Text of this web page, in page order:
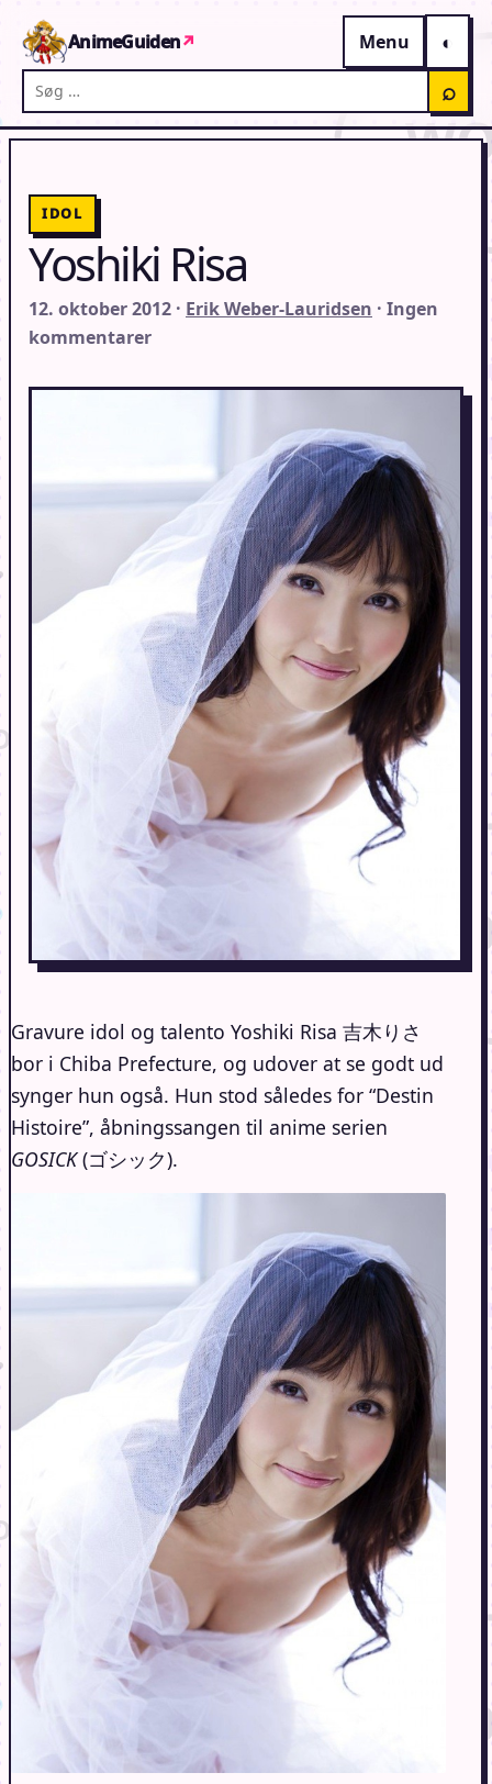
AnimeGuiden↗
Menu
Søg på AnimeGuiden
⌕
IDOL
Yoshiki Risa
12. oktober 2012 · Erik Weber-Lauridsen · Ingen
kommentarer
Gravure idol og talento Yoshiki Risa 吉木りさ
bor i Chiba Prefecture, og udover at se godt ud
synger hun også. Hun stod således for “Destin
Histoire”, åbningssangen til anime serien
GOSICK(ゴシック).